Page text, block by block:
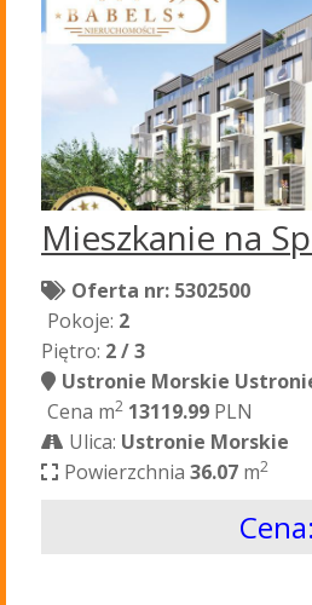
Mieszkanie na
Oferta nr: 5302500
Pokoje: 2
Piętro: 2 / 3
Ustronie Morskie
Cena m2 13119.99 PLN
Ulica: Ustronie Morskie
Powierzchnia36.07 m2
Cena: